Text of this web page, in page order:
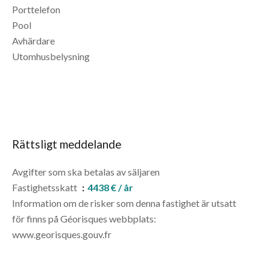
Porttelefon
Pool
Avhärdare
Utomhusbelysning
Rättsligt meddelande
Avgifter som ska betalas av säljaren
Fastighetsskatt
4438 € / år
Information om de risker som denna fastighet är utsatt
för finns på Géorisques webbplats:
www.georisques.gouv.fr